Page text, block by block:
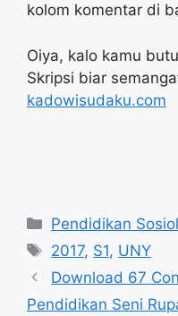
kolom komentar di
Oiya, kalo kamu
Skripsi biar
kadowisudaku.com
Categories
Pendidikan
Tags
2017, S1, UNY
Download 67
Pendidikan Seni